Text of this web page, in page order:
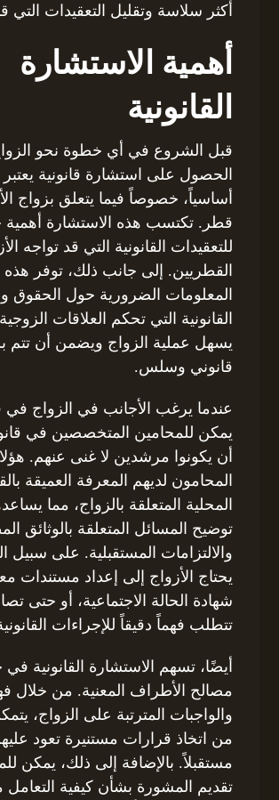
أكثر سلاسة وتقليل التعقيدات التي
أهمية الاستشارة
القانونية
قبل الشروع في أي خطوة نحو
الحصول على استشارة قانونية يعتبر
أساسياً، خصوصاً فيما يتعلق بزواج
قطر. تكتسب هذه الاستشارة أهمية
للتعقيدات القانونية التي قد تواجه
القطريين. إلى جانب ذلك، توفر هذه
المعلومات الضرورية حول الحقوق
القانونية التي تحكم العلاقات
يسهل عملية الزواج ويضمن أن تتم
قانوني وسلس.
عندما يرغب الأجانب في الزواج في
يمكن للمحامين المتخصصين في
أن يكونوا مرشدين لا غنى عنهم.
المحامون لديهم المعرفة العميقة
المحلية المتعلقة بالزواج، مما
توضيح المسائل المتعلقة بالوثائق
والالتزامات المستقبلية. على سبيل
يحتاج الأزواج إلى إعداد مستندات
شهادة الحالة الاجتماعية، أو حتى
تتطلب فهماً دقيقاً للإجراءات
أيضًا، تسهم الاستشارة القانونية في
مصالح الأطراف المعنية. من خلال
والواجبات المترتبة على الزواج،
من اتخاذ قرارات مستنيرة تعود
مستقبلاً. بالإضافة إلى ذلك، يمكن
تقديم المشورة بشأن كيفية